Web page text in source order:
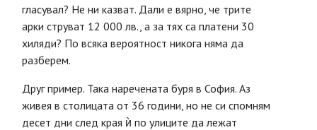
гласувал? Не ни казват. Дали е вярно, че трите
арки струват 12 000 лв., а за тях са платени 30
хиляди? По всяка вероятност никога няма да
разберем.
Друг пример. Така наречената буря в София. Аз
живея в столицата от 36 години, но не си спомням
десет дни след края ѝ по улиците да лежат